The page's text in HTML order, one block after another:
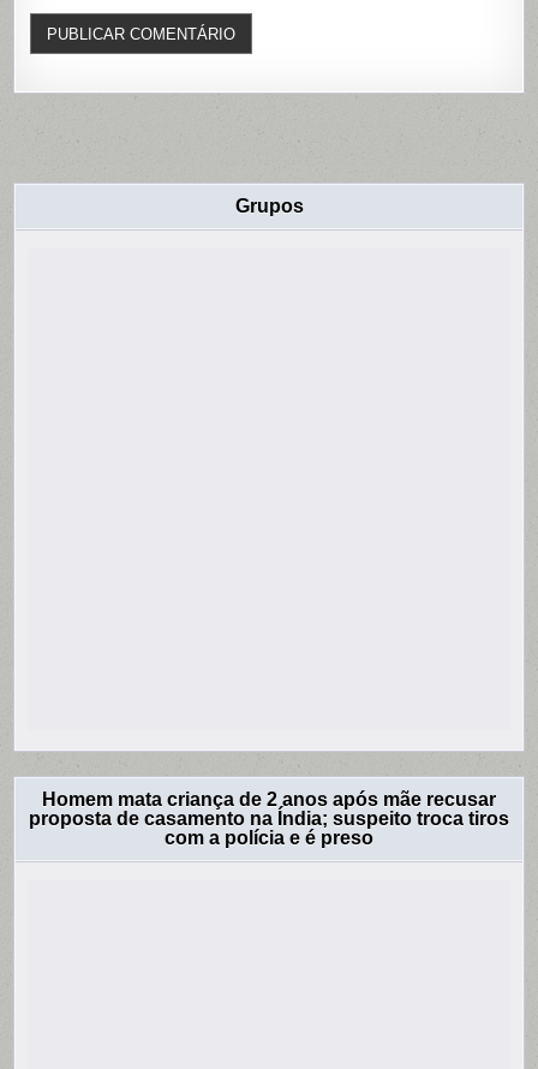
Grupos
Homem mata criança de 2 anos após mãe recusar
proposta de casamento na Índia; suspeito troca tiros
com a polícia e é preso